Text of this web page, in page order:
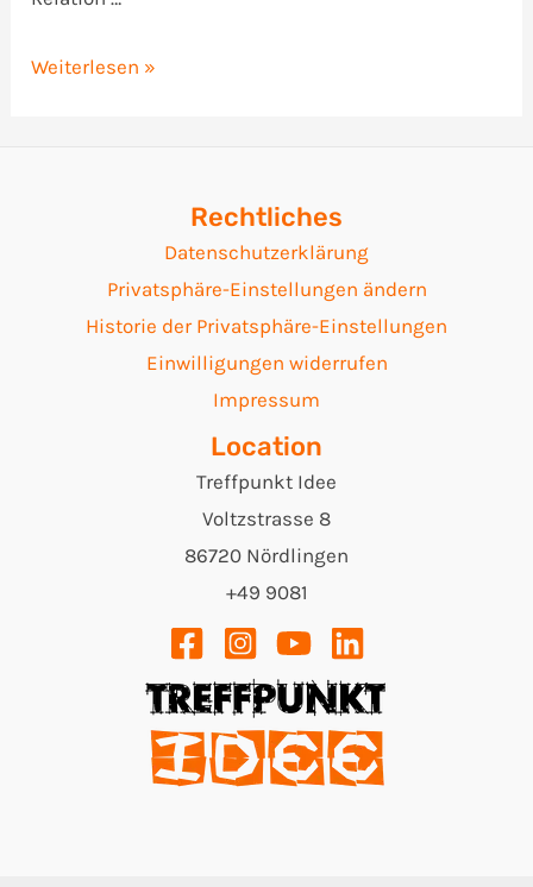
Augmented
Weiterlesen »
Rechtliches
Datenschutzerklärung
Privatsphäre-Einstellungen ändern
Historie der Privatsphäre-Einstellungen
Einwilligungen widerrufen
Impressum
Location
Treffpunkt Idee
Voltzstrasse 8
86720 Nördlingen
+49 9081